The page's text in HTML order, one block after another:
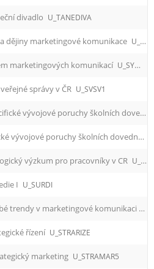
divadlo U_TANEDIVA
a dějiny marketingové komunikace U_TADM2
marketingových komunikací U_SYMAKO
správy v ČR U_SVSV1
U_SVPSDIAT Specifické vývojové poruchy školních dovedností-diagnostika, intervence a terapie
U_SVPSD Specifické vývojové poruchy školních dovedností
výzkum pro pracovníky v CR U_SVPPVC
I U_SURDI
U_STVMK Soudobé trendy v marketingové komunikaci
řízení U_STRARIZE
marketing U_STRAMAR5